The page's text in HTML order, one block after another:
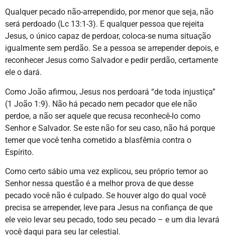
Qualquer pecado não-arrependido, por menor que seja, não
será perdoado (Lc 13:1-3). E qualquer pessoa que rejeita
Jesus, o único capaz de perdoar, coloca-se numa situação
igualmente sem perdão. Se a pessoa se arrepender depois, e
reconhecer Jesus como Salvador e pedir perdão, certamente
ele o dará.
Como João afirmou, Jesus nos perdoará “de toda injustiça”
(1 João 1:9). Não há pecado nem pecador que ele não
perdoe, a não ser aquele que recusa reconhecê-lo como
Senhor e Salvador. Se este não for seu caso, não há porque
temer que você tenha cometido a blasfêmia contra o
Espírito.
Como certo sábio uma vez explicou, seu próprio temor ao
Senhor nessa questão é a melhor prova de que desse
pecado você não é culpado. Se houver algo do qual você
precisa se arrepender, leve para Jesus na confiança de que
ele veio levar seu pecado, todo seu pecado – e um dia levará
você daqui para seu lar celestial.